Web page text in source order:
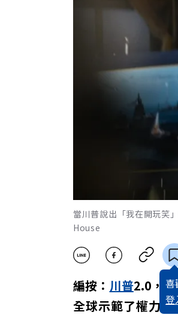
當川普說出「我在開玩笑
House
喜
登
編按： 川普2.0，
全球示範了權力